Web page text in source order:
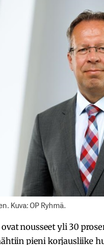
Kuva: OP Ryhmä.
nousseet yli 30
pieni korjausliike